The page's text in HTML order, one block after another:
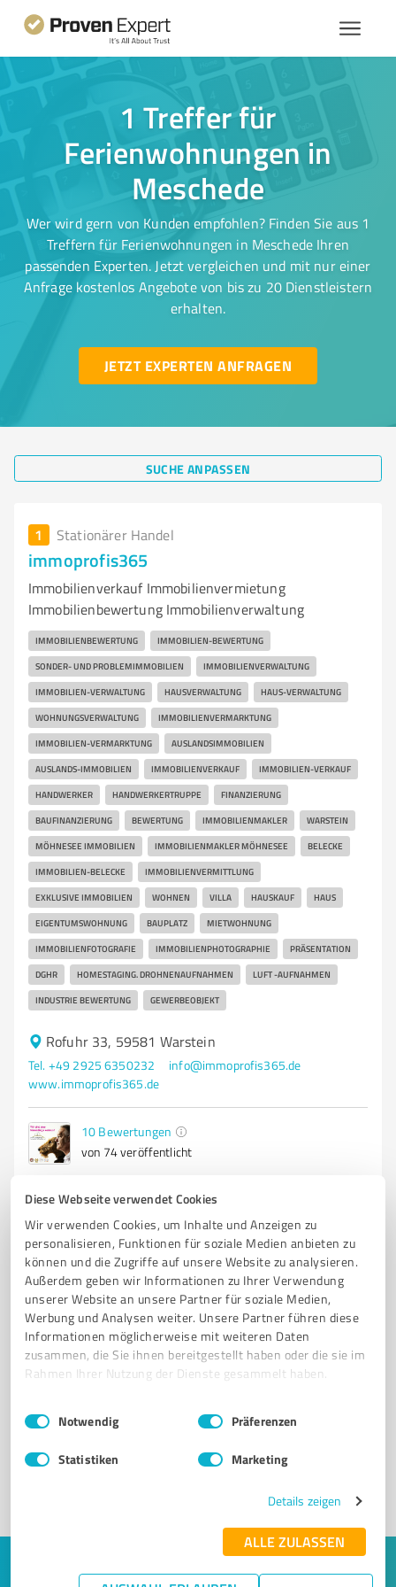
Diese Webseite verwendet Cookies
Wir verwenden Cookies, um Inhalte und Anzeigen zu
personalisieren, Funktionen für soziale Medien anbieten zu
können und die Zugriffe auf unsere Website zu analysieren.
Außerdem geben wir Informationen zu Ihrer Verwendung
unserer Website an unsere Partner für soziale Medien,
Werbung und Analysen weiter. Unsere Partner führen diese
Informationen möglicherweise mit weiteren Daten
zusammen, die Sie ihnen bereitgestellt haben oder die sie im
Rahmen Ihrer Nutzung der Dienste gesammelt haben.
Impressum Datenschutzbestimmungen
Einwilligungsauswahl
Notwendig Präferenzen
Statistiken Marketing
Details zeigen
ALLE ZULASSEN
1 Treffer für
Ferienwohnungen in
Meschede
Wer wird gern von Kunden empfohlen? Finden Sie aus 1
Treffern für Ferienwohnungen in Meschede Ihren
passenden Experten. Jetzt vergleichen und mit nur einer
Anfrage kostenlos Angebote von bis zu 20 Dienstleistern
erhalten.
JETZT EXPERTEN ANFRAGEN
SUCHE ANPASSEN
1 Stationärer Handel
immoprofis365
Immobilienverkauf Immobilienvermietung
Immobilienbewertung Immobilienverwaltung
IMMOBILIENBEWERTUNG IMMOBILIEN-BEWERTUNG
SONDER- UND PROBLEMIMMOBILIEN IMMOBILIENVERWALTUNG
IMMOBILIEN-VERWALTUNG HAUSVERWALTUNG HAUS-VERWALTUNG
WOHNUNGSVERWALTUNG IMMOBILIENVERMARKTUNG
IMMOBILIEN-VERMARKTUNG AUSLANDSIMMOBILIEN
AUSLANDS-IMMOBILIEN IMMOBILIENVERKAUF IMMOBILIEN-VERKAUF
HANDWERKER HANDWERKERTRUPPE FINANZIERUNG
BAUFINANZIERUNG BEWERTUNG IMMOBILIENMAKLER WARSTEIN
MÖHNESEE IMMOBILIEN IMMOBILIENMAKLER MÖHNESEE BELECKE
IMMOBILIEN-BELECKE IMMOBILIENVERMITTLUNG
EXKLUSIVE IMMOBILIEN WOHNEN VILLA HAUSKAUF HAUS
EIGENTUMSWOHNUNG BAUPLATZ MIETWOHNUNG
IMMOBILIENFOTOGRAFIE IMMOBILIENPHOTOGRAPHIE PRÄSENTATION
DGHR HOMESTAGING. DROHNENAUFNAHMEN LUFT -AUFNAHMEN
INDUSTRIE BEWERTUNG GEWERBEOBJEKT
Rofuhr 33, 59581 Warstein
Tel. +49 2925 6350232
info@immoprofis365.de
www.immoprofis365.de
10 Bewertungen
von 74 veröffentlicht
Sie möchten auch hier gelistet werden?
Kunden empfohlener ProvenExpert!
Keine Zeit für lange Recherchen und E-